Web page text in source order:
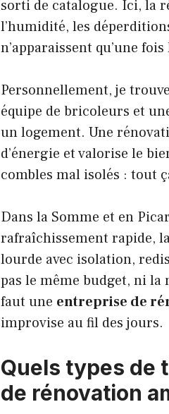
sorti de catalogue. Ici, la
l’humidité, les
n’apparaissent qu’une
Personnellement, je
équipe de bricoleurs et
un logement. Une
d’énergie et valorise le
combles mal isolés : tout
Dans la Somme et en
rafraîchissement rapide,
lourde avec isolation,
pas le même budget, ni la
faut une entreprise de
improvise au fil des jours.
Quels types de
de rénovation